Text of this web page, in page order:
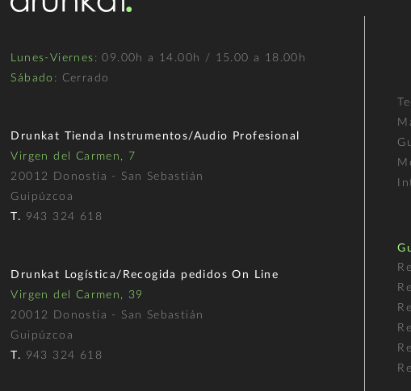
Lunes-Viernes : 09.00h a 14.00h / 15.00 a 18.00h
Sábado : Cerrado
Drunkat Tienda Instrumentos/Audio Profesional
Virgen del Carmen, 7
20012 Donostia - San Sebastián
Guipúzcoa
T. 943 324 618
Drunkat Logística/Recogida pedidos On Line
Virgen del Carmen, 39
20012 Donostia - San Sebastián
Guipúzcoa
T. 943 324 618